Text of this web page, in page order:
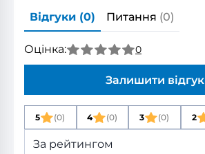
Відгуки (0) Питання (0)
Оцінка: 0
Залишити відгук
5 (0) 4 (0) 3 (0) 2
За рейтингом